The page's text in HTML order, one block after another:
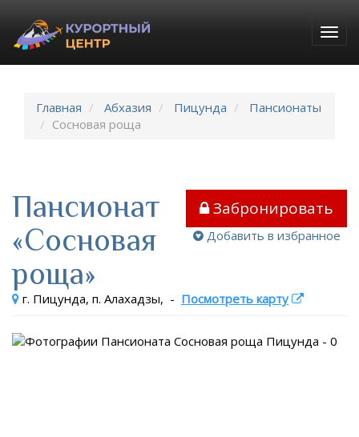
Главная Абхазия Пицунда
Пансионаты
Сосновая роща
Забронировать
Добавить в избранное
Пансионат
«Сосновая
роща»
г. Пицунда, п. Алахадзы, - Посмотреть карту